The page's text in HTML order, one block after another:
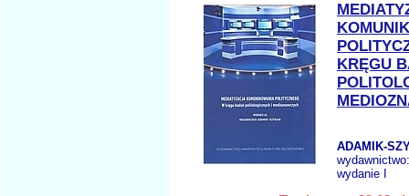
KRĘGU
ADAMIK-
wydanie I